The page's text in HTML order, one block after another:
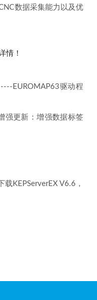
数据采集能力以及优
情！
EUROMAP63驱动程
强更新：增强数据标签
KEPServerEX V6.6，